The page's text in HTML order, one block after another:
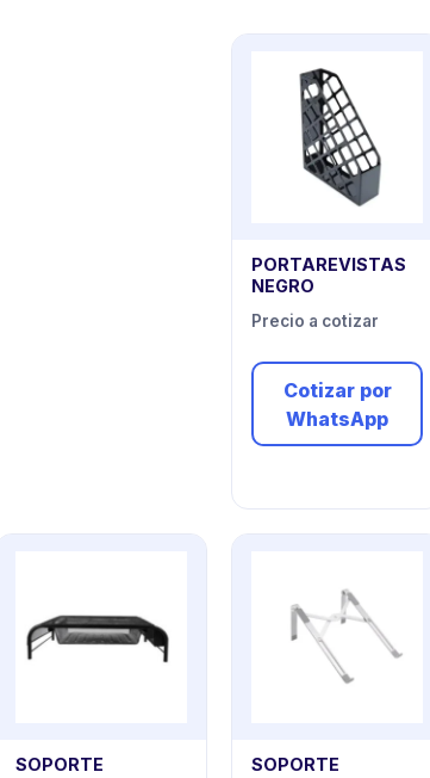
PORTAREVISTAS
NEGRO
Precio a cotizar
Cotizar por
WhatsApp
SOPORTE
SOPORTE